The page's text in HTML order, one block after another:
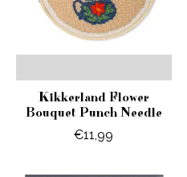
Kikkerland Flower
Bouquet Punch Needle
€11,99